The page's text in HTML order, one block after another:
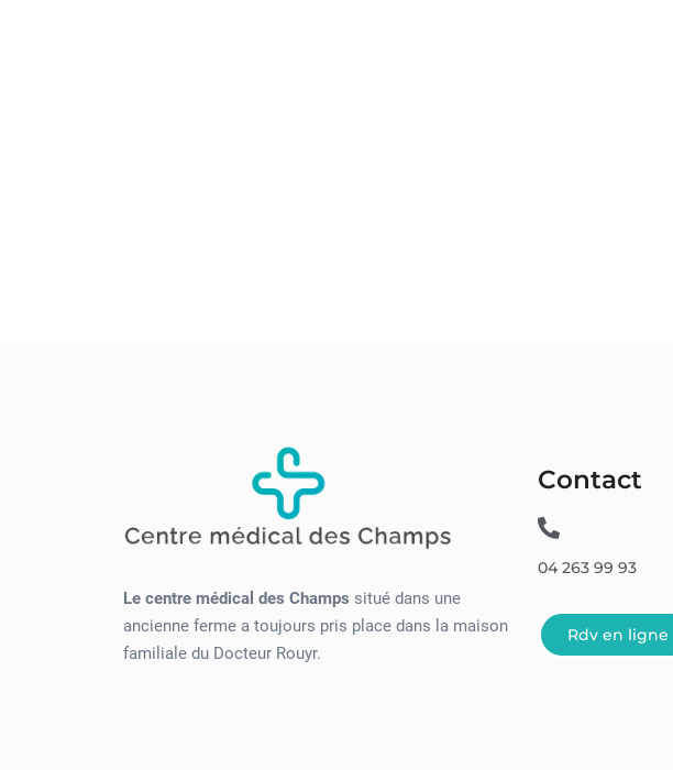
Le centre médical des Champs situé dans une
ancienne ferme a toujours pris place dans la maison
familiale du Docteur Rouyr.
Contact
04 263 99 93
Rdv en ligne